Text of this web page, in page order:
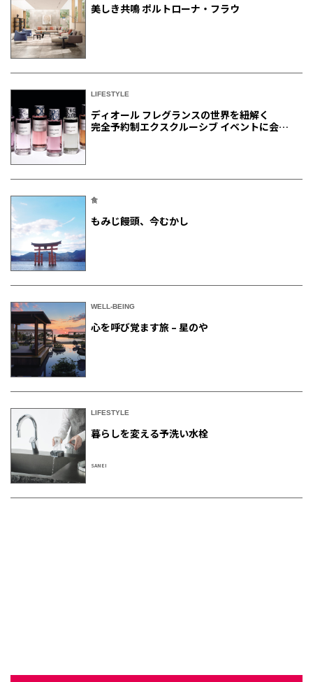
美しき共鳴 ポルトローナ・フラウ
LIFESTYLE
ディオール フレグランスの世界を紐解く
完全予約制エクスクルーシブ イベントに会員
食
もみじ饅頭、今むかし
WELL-BEING
心を呼び覚ます旅 – 星のや
LIFESTYLE
暮らしを変える予洗い水栓
SANEI